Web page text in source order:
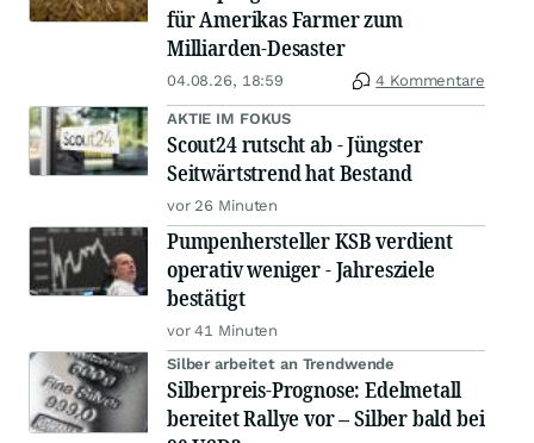
für Amerikas Farmer zum
Milliarden-Desaster
04.08.26, 18:59 4 Kommentare
AKTIE IM FOKUS
Scout24 rutscht ab - Jüngster
Seitwärtstrend hat Bestand
vor 26 Minuten
Pumpenhersteller KSB verdient
operativ weniger - Jahresziele
bestätigt
vor 41 Minuten
Silber arbeitet an Trendwende
Silberpreis-Prognose: Edelmetall
bereitet Rallye vor – Silber bald bei